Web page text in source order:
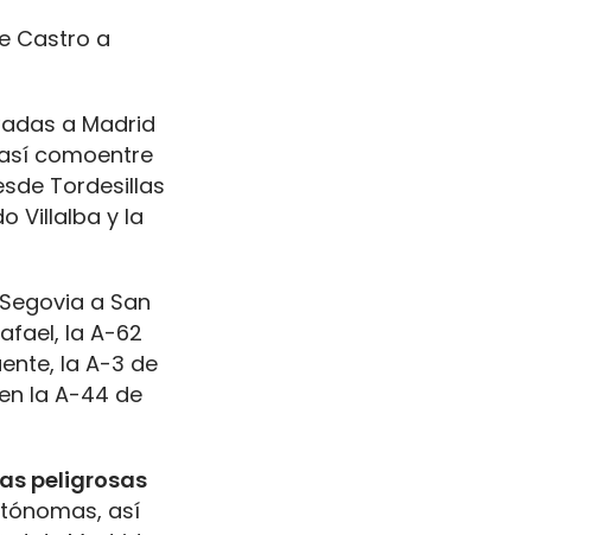
Castro a
a Madrid
comoentre
Tordesillas
Villalba y la
a San
la A-62
la A-3 de
la A-44 de
peligrosas
así